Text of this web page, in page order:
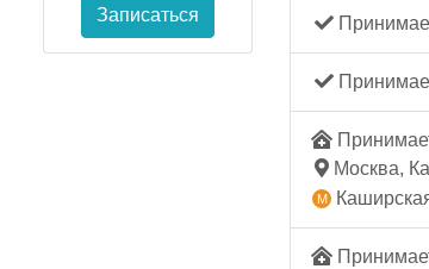
Записаться
Москва,